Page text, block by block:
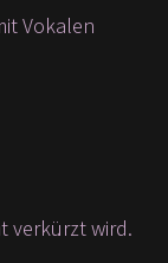
Vokalen
verkürzt wird.